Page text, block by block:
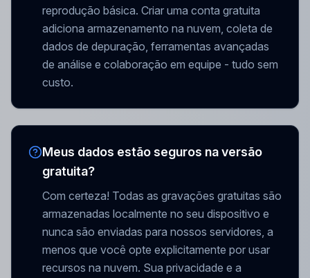
reprodução básica. Criar uma conta gratuita
adiciona armazenamento na nuvem, coleta de
dados de depuração, ferramentas avançadas
de análise e colaboração em equipe - tudo sem
custo.
Meus dados estão seguros na versão
gratuita?
Com certeza! Todas as gravações gratuitas são
armazenadas localmente no seu dispositivo e
nunca são enviadas para nossos servidores, a
menos que você opte explicitamente por usar
recursos na nuvem. Sua privacidade e a